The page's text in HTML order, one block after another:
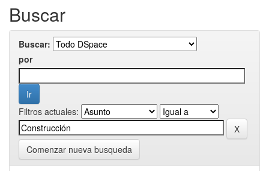
Buscar
Buscar:
por
Filtros actuales:
Comenzar nueva busqueda